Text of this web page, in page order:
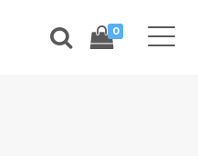
0